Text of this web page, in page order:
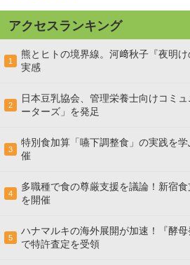
アクセスランキング
1
熊とヒトの境界線。河﨑秋子『夜明
実感
2
日本豆乳協会、管理栄養士向けコミ
ーターズ」を発足
3
特別食加算「嚥下調整食」の実践を
催
4
多職種で食の尊厳支援を議論！新宿食
を開催
5
ハナマルキの海外展開が加速！『酵
で特許査定を受領